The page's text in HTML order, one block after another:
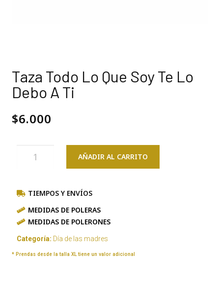
Taza Todo Lo Que Soy Te Lo
Debo A Ti
$6.000
AÑADIR AL CARRITO
TIEMPOS Y ENVÍOS
MEDIDAS DE POLERAS
MEDIDAS DE POLERONES
Categoría: Día de las madres
* Prendas desde la talla XL tiene un valor adicional